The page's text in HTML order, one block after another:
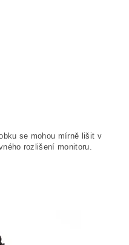
se mohou mírně lišit v
rozlišení monitoru.